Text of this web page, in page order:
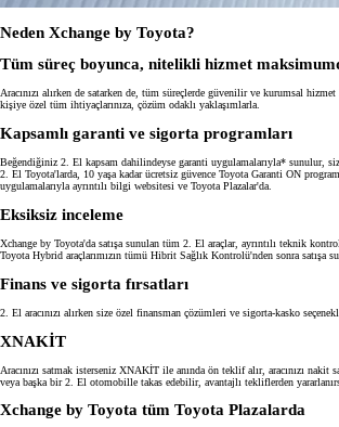
Neden Xchange by Toyota?
Tüm süreç boyunca, nitelikli hizmet
Aracınızı alırken de satarken de, tüm süreçlerde güvenilir ve kurumsal
kişiye özel tüm ihtiyaçlarınıza, çözüm odaklı yaklaşımlarla.
Kapsamlı garanti ve sigorta programları
Beğendiğiniz 2. El kapsam dahilindeyse garanti uygulamalarıyla* sunulur,
2. El Toyota'larda, 10 yaşa kadar ücretsiz güvence Toyota Garanti ON
uygulamalarıyla ayrıntılı bilgi websitesi ve Toyota Plazalar'da.
Eksiksiz inceleme
Xchange by Toyota'da satışa sunulan tüm 2. El araçlar, ayrıntılı teknik
Toyota Hybrid araçlarımızın tümü Hibrit Sağlık Kontrolü'nden sonra satışa
Finans ve sigorta fırsatları
2. El aracınızı alırken size özel finansman çözümleri ve sigorta-kasko
XNAKİT
Aracınızı satmak isterseniz XNAKİT ile anında ön teklif alır, aracınızı nakit
veya başka bir 2. El otomobille takas edebilir, avantajlı tekliflerden
Xchange by Toyota tüm Toyota Plazalarda